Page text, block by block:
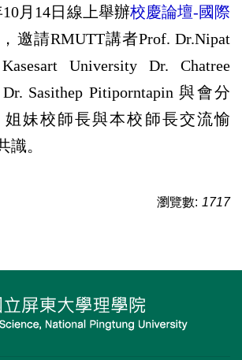
月14日線上舉辦校慶論壇-國際
，邀請RMUTT講者Prof. Dr.Nipat
University Dr. Chatree
Dr. Sasithep Pitiporntapin 與會分
妹校師長與本校師長交流愉
識。
瀏覽數: 1717